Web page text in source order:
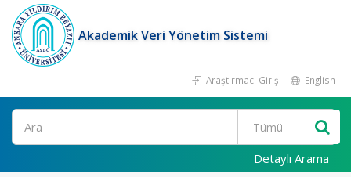
Akademik Veri Yönetim Sistemi
Araştırmacı Girişi English
Ara
Detaylı Arama